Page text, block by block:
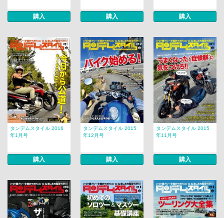
購入 購入 購入
タンデムスタイル 2016
年1月号
購入
タンデムスタイル 2015
年12月号
購入
タンデムスタイル 2015
年11月号
購入